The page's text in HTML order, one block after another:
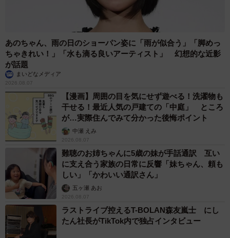
あのちゃん、雨の日のショーパン姿に「雨が似合う」「脚めっ
ちゃきれい！」「水も滴る良いアーティスト」 幻想的な近影
が話題
まいどなメディア
2026.08.07
【漫画】周囲の目を気にせず遊べる！洗濯物も
干せる！最近人気の戸建ての「中庭」 ところ
が…実際住んでみて分かった後悔ポイント
中瀬 えみ
2026.08.07
難聴のお姉ちゃんに5歳の妹が手話通訳 互い
に支え合う家族の日常に反響「妹ちゃん、頼も
しい」「かわいい通訳さん」
五ヶ瀬 あお
2026.08.07
ラストライブ控えるT-BOLAN森友嵐士 にし
たん社長がTikTok内で独占インタビュー